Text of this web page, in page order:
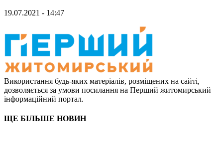
19.07.2021 - 14:47
Використання будь-яких матеріалів, розміщених на сайті,
дозволяється за умови посилання на Перший житомирський
інформаційний портал.
ЩЕ БІЛЬШЕ НОВИН